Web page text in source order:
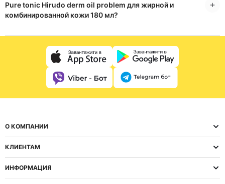
Pure tonic Hirudo derm oil problem для жирной и
комбинированной кожи 180 мл?
О КОМПАНИИ
КЛИЕНТАМ
ИНФОРМАЦИЯ